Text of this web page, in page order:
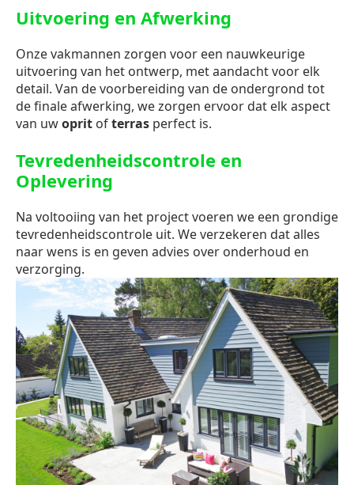
Uitvoering en Afwerking
Onze vakmannen zorgen voor een nauwkeurige
uitvoering van het ontwerp, met aandacht voor elk
detail. Van de voorbereiding van de ondergrond tot
de finale afwerking, we zorgen ervoor dat elk aspect
van uwoprit ofterras perfect is.
Tevredenheidscontrole en
Oplevering
Na voltooiing van het project voeren we een grondige
tevredenheidscontrole uit. We verzekeren dat alles
naar wens is en geven advies over onderhoud en
verzorging.